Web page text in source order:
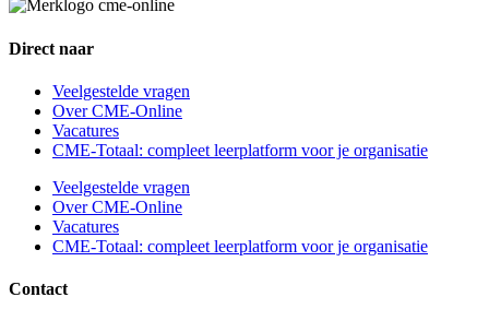
Direct naar
Veelgestelde vragen
Over CME-Online
Vacatures
CME-Totaal: compleet leerplatform voor je organisatie
Veelgestelde vragen
Over CME-Online
Vacatures
CME-Totaal: compleet leerplatform voor je organisatie
Contact